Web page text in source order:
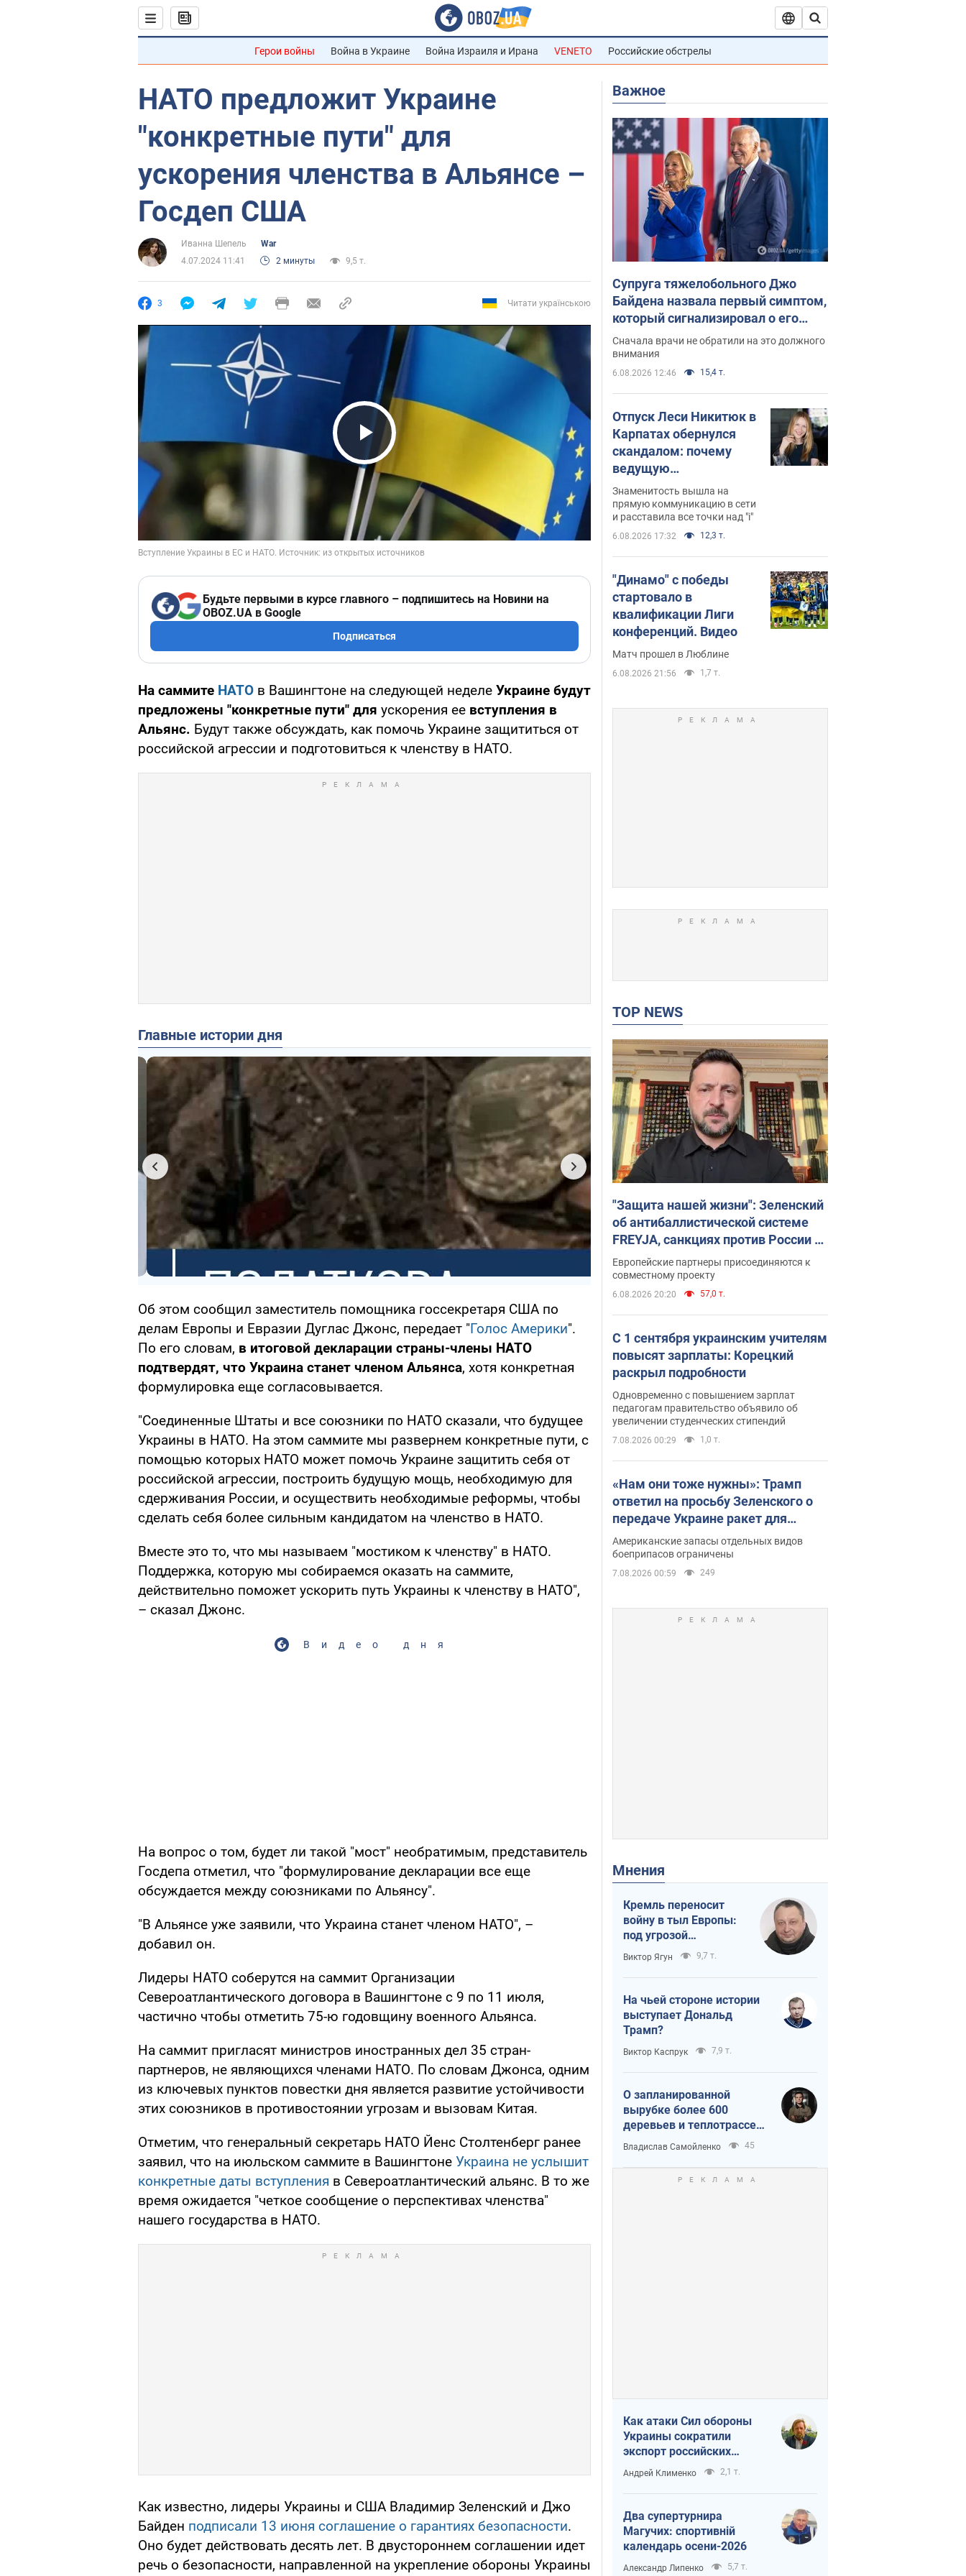
Герои войны Война в Украине Война Израиля и Ирана VENETO Российские обстрелы
НАТО предложит Украине
"конкретные пути" для
ускорения членства в Альянсе –
Госдеп США
Иванна Шепель
War
4.07.2024 11:41
2 минуты 9,5 т.
3 Читати українською
Play Video
Будьте первыми в курсе главного – подпишитесь на Новини на
OBOZ.UA в Google
Подписаться
На саммите НАТО в Вашингтоне на следующей неделе Украине будут
предложены "конкретные пути" для ускорения ее вступления в
Альянс. Будут также обсуждать, как помочь Украине защититься от
российской агрессии и подготовиться к членству в НАТО.
Главные истории дня
Об этом сообщил заместитель помощника госсекретаря США по
делам Европы и Евразии Дуглас Джонс, передает "Голос Америки".
По его словам, в итоговой декларации страны-члены НАТО
подтвердят, что Украина станет членом Альянса, хотя конкретная
формулировка еще согласовывается.
"Соединенные Штаты и все союзники по НАТО сказали, что будущее
Украины в НАТО. На этом саммите мы развернем конкретные пути, с
помощью которых НАТО может помочь Украине защитить себя от
российской агрессии, построить будущую мощь, необходимую для
сдерживания России, и осуществить необходимые реформы, чтобы
сделать себя более сильным кандидатом на членство в НАТО.
Вместе это то, что мы называем "мостиком к членству" в НАТО.
Поддержка, которую мы собираемся оказать на саммите,
действительно поможет ускорить путь Украины к членству в НАТО",
– сказал Джонс.
Видео дня
На вопрос о том, будет ли такой "мост" необратимым, представитель
Госдепа отметил, что "формулирование декларации все еще
обсуждается между союзниками по Альянсу".
"В Альянсе уже заявили, что Украина станет членом НАТО", –
добавил он.
Лидеры НАТО соберутся на саммит Организации
Североатлантического договора в Вашингтоне с 9 по 11 июля,
частично чтобы отметить 75-ю годовщину военного Альянса.
На саммит пригласят министров иностранных дел 35 стран-
партнеров, не являющихся членами НАТО. По словам Джонса, одним
из ключевых пунктов повестки дня является развитие устойчивости
этих союзников в противостоянии угрозам и вызовам Китая.
Отметим, что генеральный секретарь НАТО Йенс Столтенберг ранее
заявил, что на июльском саммите в Вашингтоне Украина не услышит
конкретные даты вступления в Североатлантический альянс. В то же
время ожидается "четкое сообщение о перспективах членства"
нашего государства в НАТО.
Как известно, лидеры Украины и США Владимир Зеленский и Джо
Байден подписали 13 июня соглашение о гарантиях безопасности.
Оно будет действовать десять лет. В двустороннем соглашении идет
речь о безопасности, направленной на укрепление обороны Украины
Важное
Супруга тяжелобольного Джо
Байдена назвала первый симптом,
который сигнализировал о его
"агрессивном" раке
Сначала врачи не обратили на это должного
внимания
6.08.2026 12:46 15,4 т.
Отпуск Леси Никитюк в
Карпатах обернулся
скандалом: почему
ведущую
несправедливо
захейтили
Знаменитость вышла на
прямую коммуникацию в сети
и расставила все точки над "i"
6.08.2026 17:32 12,3 т.
"Динамо" с победы
стартовало в
квалификации Лиги
конференций. Видео
Матч прошел в Люблине
6.08.2026 21:56 1,7 т.
TOP NEWS
"Защита нашей жизни": Зеленский
об антибаллистической системе
FREYJA, санкциях против России и
поддержке аграриев. Видео
Европейские партнеры присоединяются к
совместному проекту
6.08.2026 20:20 57,0 т.
С 1 сентября украинским учителям
повысят зарплаты: Корецкий
раскрыл подробности
Одновременно с повышением зарплат
педагогам правительство объявило об
увеличении студенческих стипендий
7.08.2026 00:29 1,0 т.
«Нам они тоже нужны»: Трамп
ответил на просьбу Зеленского о
передаче Украине ракет для
Patriot
Американские запасы отдельных видов
боеприпасов ограничены
7.08.2026 00:59 249
Мнения
Кремль переносит
войну в тыл Европы:
под угрозой
критическая
логистика
Виктор Ягун 9,7 т.
На чьей стороне истории
выступает Дональд
Трамп?
Виктор Каспрук 7,9 т.
О запланированной
вырубке более 600
деревьев и теплотрассе:
что происходит на
Теремках в Киеве
Владислав Самойленко 45
Как атаки Сил обороны
Украины сократили
экспорт российских
нефтепродуктов
Андрей Клименко 2,1 т.
Два супертурнира
Магучих: спортивній
календарь осени-2026
Александр Липенко 5,7 т.